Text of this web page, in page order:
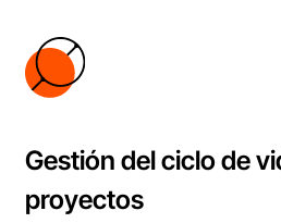
Gestión del ciclo de
proyectos